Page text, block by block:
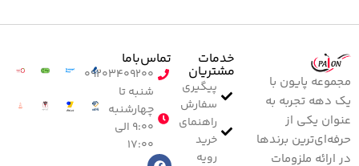
مجموعه پایون با
یک دهه تجربه به
عنوان یکی از
حرفه‌ای‌ترین برندها
در ارائه ملزومات
خدمات
مشتریان
پیگیری
سفارش
راهنمای
خرید
رویه
تماس‌با‌ما
۰۹۲۰۳۴۰۹۲۰۰
شنبه تا
چهارشنبه
۹:۰۰ الی
۱۷:۰۰